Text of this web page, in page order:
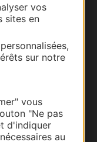
vos
sites en
sur notre
vous
"Ne pas
d'indiquer
au